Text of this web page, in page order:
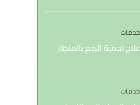
خدمات
علاج لحمية الرحم بالمنظار
خدمات